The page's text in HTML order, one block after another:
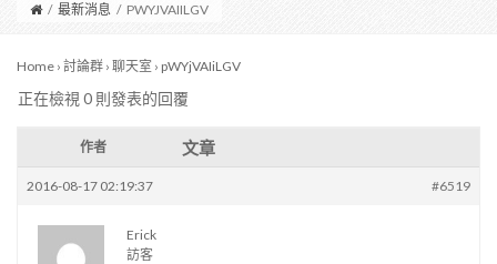
/ 最新消息 / PWYJVAIILGV
Home › 討論群 › 聊天室 › pWYjVAIiLGV
正在檢視 0 則發表的回覆
作者 文章
2016-08-17 02:19:37 #6519
Erick
訪客